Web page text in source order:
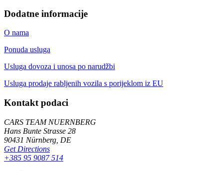
Dodatne informacije
O nama
Ponuda usluga
Usluga dovoza i unosa po narudžbi
Usluga prodaje rabljenih vozila s porijeklom iz EU
Kontakt podaci
CARS TEAM NUERNBERG
Hans Bunte Strasse 28
90431 Nürnberg, DE
Get Directions
+385 95 9087 514